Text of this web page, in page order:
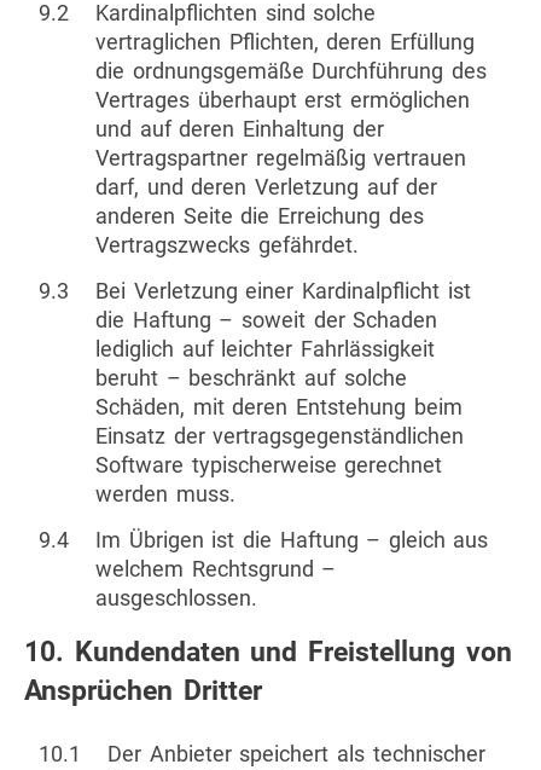
9.2
Kardinalpflichten sind solche
vertraglichen Pflichten, deren Erfüllung
die ordnungsgemäße Durchführung des
Vertrages überhaupt erst ermöglichen
und auf deren Einhaltung der
Vertragspartner regelmäßig vertrauen
darf, und deren Verletzung auf der
anderen Seite die Erreichung des
Vertragszwecks gefährdet.
9.3
Bei Verletzung einer Kardinalpflicht ist
die Haftung – soweit der Schaden
lediglich auf leichter Fahrlässigkeit
beruht – beschränkt auf solche
Schäden, mit deren Entstehung beim
Einsatz der vertragsgegenständlichen
Software typischerweise gerechnet
werden muss.
9.4
Im Übrigen ist die Haftung – gleich aus
welchem Rechtsgrund –
ausgeschlossen.
10. Kundendaten und Freistellung von
Ansprüchen Dritter
10.1
Der Anbieter speichert als technischer